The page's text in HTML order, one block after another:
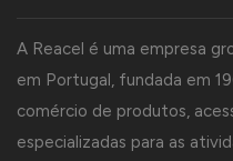
A Reacel é uma empresa
em Portugal, fundada em
comércio de produtos,
especializadas para as